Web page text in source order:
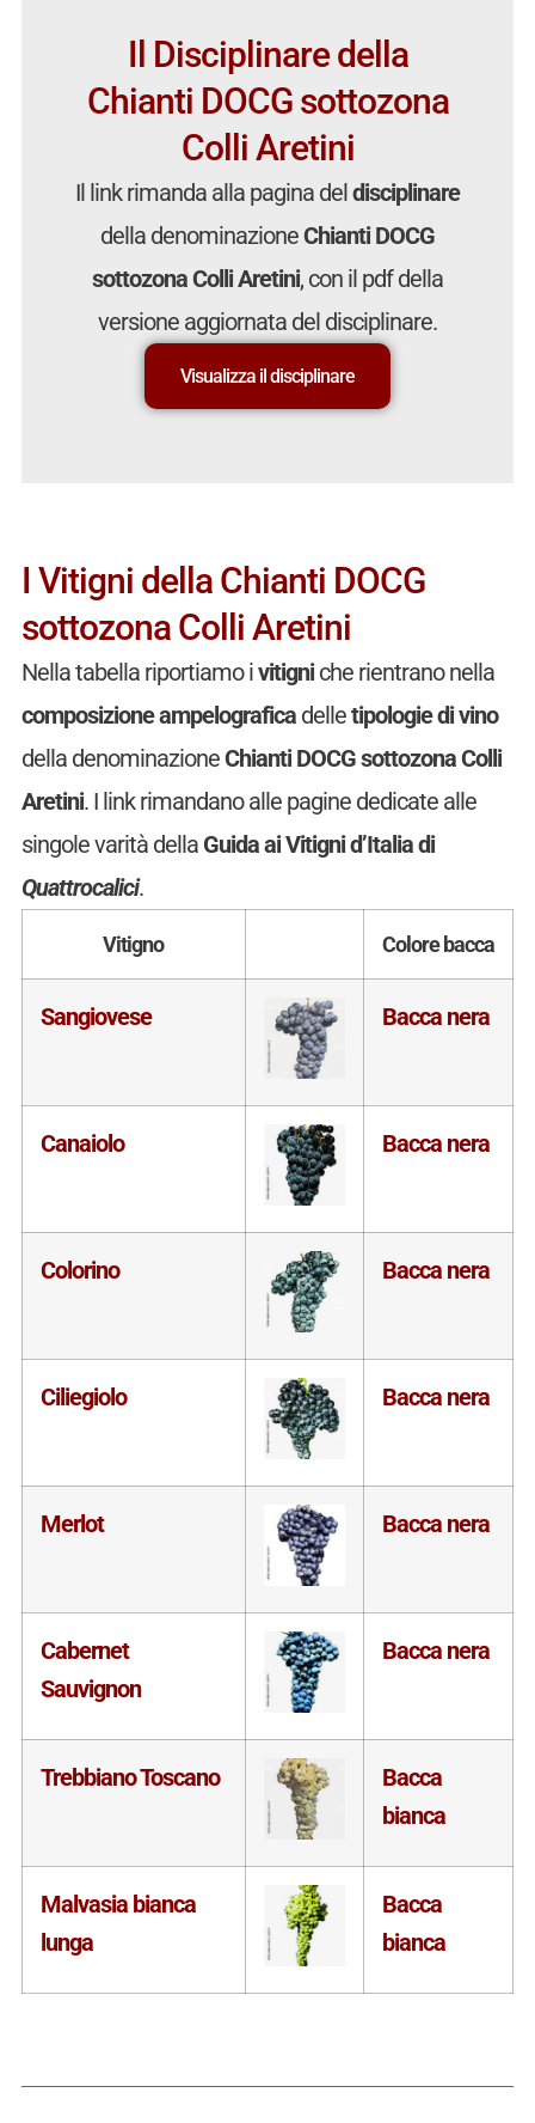
Il Disciplinare della
Chianti DOCG sottozona
Colli Aretini
Il link rimanda alla pagina deldisciplinare
della denominazioneChianti DOCG
sottozona Colli Aretini, con il pdf della
versione aggiornata del disciplinare.
Visualizza il disciplinare
I Vitigni della Chianti DOCG
sottozona Colli Aretini
Nella tabella riportiamo ivitigniche rientrano nella
composizione ampelograficadelletipologie di vino
della denominazioneChianti DOCG sottozona Colli
Aretini. I link rimandano alle pagine dedicate alle
singole varità della Guida ai Vitigni d’Italia di
Quattrocalici.
Vitigno Colore bacca
Sangiovese Bacca nera
Canaiolo Bacca nera
Colorino Bacca nera
Ciliegiolo Bacca nera
Merlot Bacca nera
Cabernet
Sauvignon
Bacca nera
Trebbiano Toscano
Bacca
bianca
Malvasia bianca
lunga
Bacca
bianca